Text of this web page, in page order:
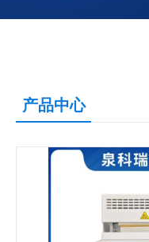
产品中心